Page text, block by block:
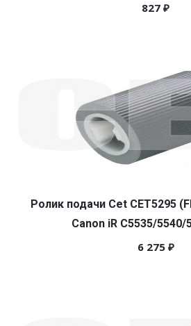
827 ₽
Ролик подачи Cet CET5295
Canon iR C5535/5540/
6 275 ₽